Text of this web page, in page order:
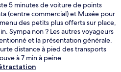
5 minutes de voiture de points
(centre commercial) et Musée pour
des petits plus offerts sur place,
Sympa non ? Les autres voyageurs
et la présentation générale.
distance à pied des transports
à 7 min à peine.